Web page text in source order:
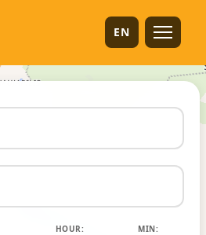
EN
HOUR: MIN: